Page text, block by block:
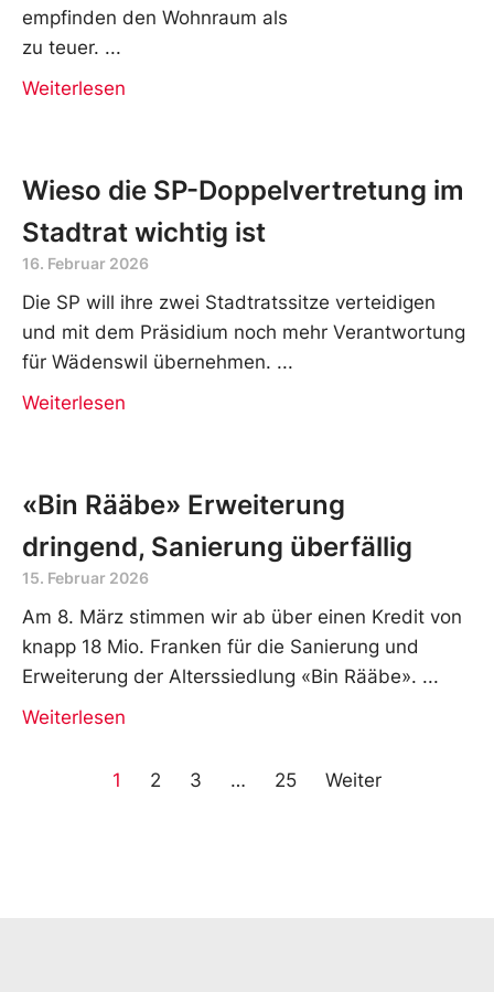
empfinden den Wohnraum als
zu teuer.
Weiterlesen
Wieso die SP-Doppelvertretung im
Stadtrat wichtig ist
16. Februar 2026
Die SP will ihre zwei Stadtratssitze verteidigen
und mit dem Präsidium noch mehr Verantwortung
für Wädenswil übernehmen.
Weiterlesen
«Bin Rääbe» Erweiterung
dringend, Sanierung überfällig
15. Februar 2026
Am 8. März stimmen wir ab über einen Kredit von
knapp 18 Mio. Franken für die Sanierung und
Erweiterung der Alterssiedlung «Bin Rääbe».
Weiterlesen
1 2 3 … 25 Weiter